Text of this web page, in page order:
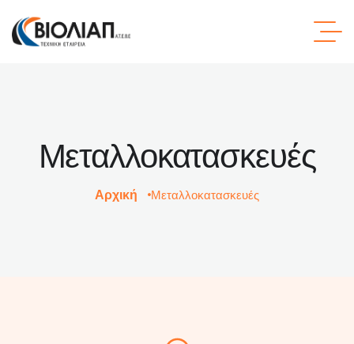
Μεταλλοκατασκευές
Αρχική Μεταλλοκατασκευές